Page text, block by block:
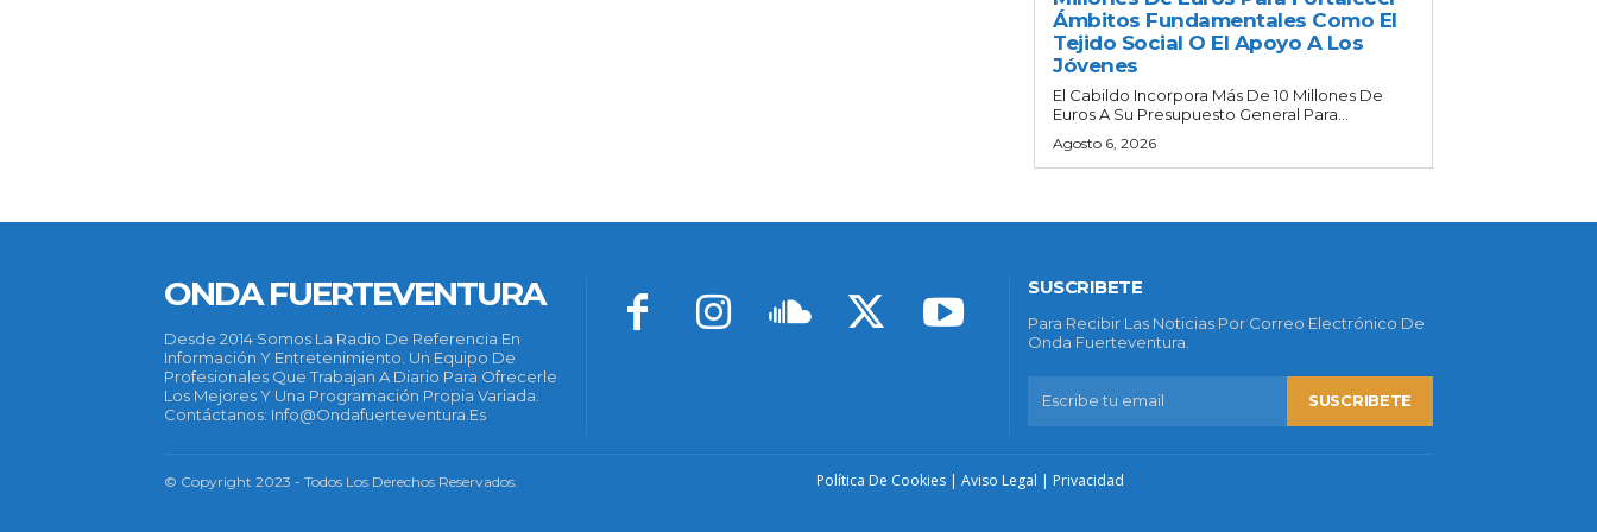
Ámbitos Fundamentales Como El
Tejido Social O El Apoyo A Los
Jóvenes
El Cabildo Incorpora Más De 10 Millones De
Euros A Su Presupuesto General Para...
Agosto 6, 2026
ONDA FUERTEVENTURA
Desde 2014 Somos La Radio De Referencia En
Información Y Entretenimiento. Un Equipo De
Profesionales Que Trabajan A Diario Para Ofrecerle
Los Mejores Y Una Programación Propia Variada.
Contáctanos: Info@ondafuerteventura.es
SUSCRIBETE
Para Recibir Las Noticias Por Correo Electrónico De
Onda Fuerteventura.
SUSCRIBETE
© Copyright 2023 - Todos Los Derechos Reservados. Política De Cookies | Aviso Legal | Privacidad